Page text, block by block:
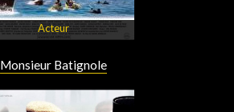
Acteur
Monsieur Batignole